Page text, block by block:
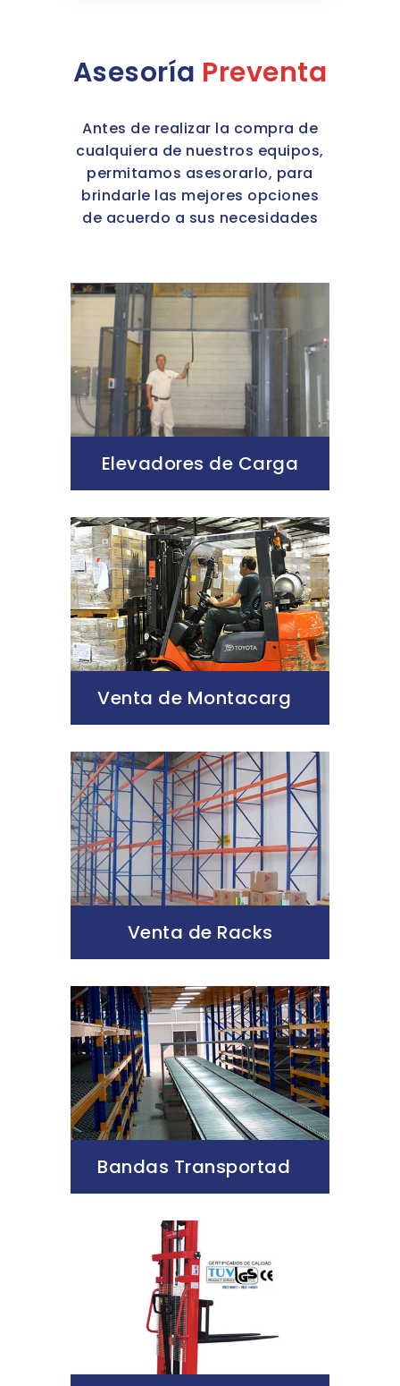
Asesoría Preventa
Antes de realizar la compra de
cualquiera de nuestros equipos,
permitamos asesorarlo, para
brindarle las mejores opciones
de acuerdo a sus necesidades
Elevadores de Carga
Venta de Racks